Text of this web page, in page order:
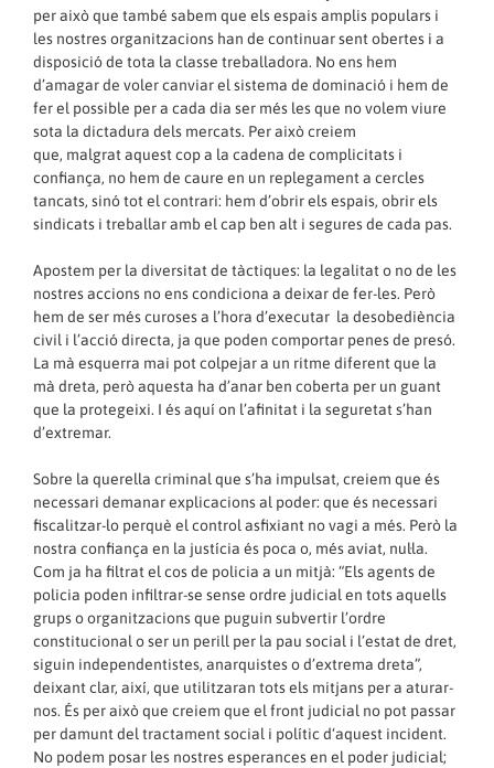
per això que també sabem que els espais amplis populars i
les nostres organitzacions han de continuar sent obertes i a
disposició de tota la classe treballadora. No ens hem
d’amagar de voler canviar el sistema de dominació i hem de
fer el possible per a cada dia ser més les que no volem viure
sota la dictadura dels mercats. Per això creiem
que, malgrat aquest cop a la cadena de complicitats i
confiança, no hem de caure en un replegament a cercles
tancats, sinó tot el contrari: hem d’obrir els espais, obrir els
sindicats i treballar amb el cap ben alt i segures de cada pas.
Apostem per la diversitat de tàctiques: la legalitat o no de les
nostres accions no ens condiciona a deixar de fer-les. Però
hem de ser més curoses a l’hora d’executar la desobediència
civil i l’acció directa, ja que poden comportar penes de presó.
La mà esquerra mai pot colpejar a un ritme diferent que la
mà dreta, però aquesta ha d’anar ben coberta per un guant
que la protegeixi. I és aquí on l’afinitat i la seguretat s’han
d’extremar.
Sobre la querella criminal que s’ha impulsat, creiem que és
necessari demanar explicacions al poder: que és necessari
fiscalitzar-lo perquè el control asfixiant no vagi a més. Però la
nostra confiança en la justícia és poca o, més aviat, nul·la.
Com ja ha filtrat el cos de policia a un mitjà: “Els agents de
policia poden infiltrar-se sense ordre judicial en tots aquells
grups o organitzacions que puguin subvertir l’ordre
constitucional o ser un perill per la pau social i l’estat de dret,
siguin independentistes, anarquistes o d’extrema dreta”,
deixant clar, així, que utilitzaran tots els mitjans per a aturar-
nos. És per això que creiem que el front judicial no pot passar
per damunt del tractament social i polític d‘aquest incident.
No podem posar les nostres esperances en el poder judicial;